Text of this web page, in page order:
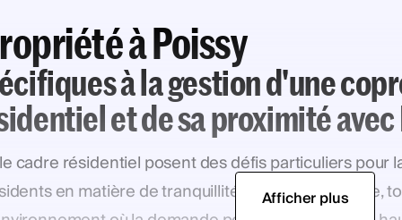
à Poissy
à la gestion d'une
et de sa proximité avec
cadre résidentiel posent des défis particuliers
en matière de tranquillité et de qualité de vie,
Afficher plus